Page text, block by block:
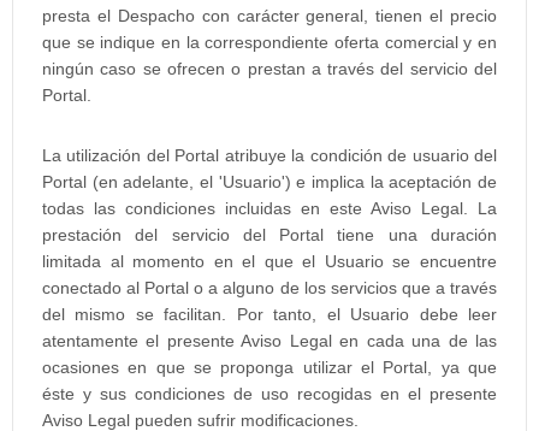
presta el Despacho con carácter general, tienen el precio
que se indique en la correspondiente oferta comercial y en
ningún caso se ofrecen o prestan a través del servicio del
Portal.
La utilización del Portal atribuye la condición de usuario del
Portal (en adelante, el 'Usuario') e implica la aceptación de
todas las condiciones incluidas en este Aviso Legal. La
prestación del servicio del Portal tiene una duración
limitada al momento en el que el Usuario se encuentre
conectado al Portal o a alguno de los servicios que a través
del mismo se facilitan. Por tanto, el Usuario debe leer
atentamente el presente Aviso Legal en cada una de las
ocasiones en que se proponga utilizar el Portal, ya que
éste y sus condiciones de uso recogidas en el presente
Aviso Legal pueden sufrir modificaciones.